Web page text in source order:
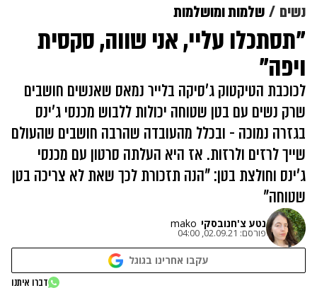
נשים שלמות ומושלמות
"תסתכלו עליי, אני שווה, סקסית
ויפה"
לכוכבת הטיקטוק ג'סיקה בלייר נמאס שאנשים חושבים
שרק נשים עם בטן שטוחה יכולות ללבוש מכנסי ג'ינס
בגזרה נמוכה - ובכלל מהעובדה שהרבה חושבים שהעולם
שייך לרזים ולרזות. אז היא העלתה סרטון עם מכנסי
ג'ינס וחולצת בטן: "הנה תזכורת לכך שאת לא צריכה בטן
שטוחה"
נטע צ'חנובסקי mako
פורסם: 02.09.21, 04:00
עקבו אחרינו בגוגל
דברו איתנו